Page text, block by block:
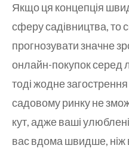
Якщо ця концепція
сферу садівництва, то
прогнозувати значне
онлайн-покупок серед
тоді жодне
садовому ринку не
кут, адже ваші
вас вдома швидше, ніж